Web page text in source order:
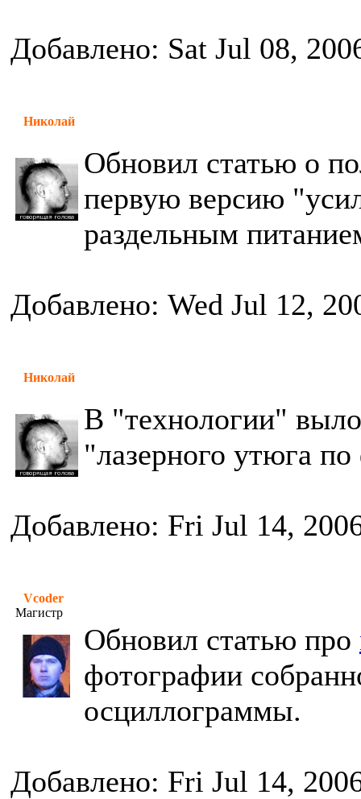
Добавлено: Sat Jul 08,
Николай
Обновил статью о
первую версию
раздельным
Добавлено: Wed Jul 12,
Николай
В "технологии"
"лазерного утюга
Добавлено: Fri Jul 14,
Vcoder
Магистр
Обновил статью про
фотографии
осциллограммы.
Добавлено: Fri Jul 14,